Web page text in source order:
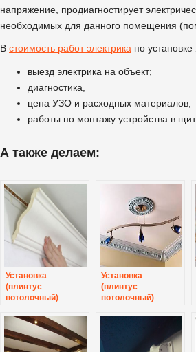
напряжение, продиагностирует
необходимых для данного помещения
В стоимость работ электрика по
выезд электрика на объект;
диагностика,
цена УЗО и расходных материалов,
работы по монтажу устройства в
А также делаем:
Установка
(плинтус
потолочный)
Установка
(плинтус
потолочный)